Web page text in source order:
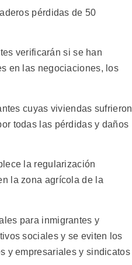
pérdidas de 50
verificarán si se han
en las negociaciones, los
cuyas viviendas sufrieron
todas las pérdidas y daños
la regularización
la zona agrícola de la
para inmigrantes y
sociales y se eviten los
y empresariales y sindicatos